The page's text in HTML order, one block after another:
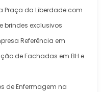
Praça da Liberdade com
brindes exclusivos
Referência em
de Fachadas em BH e
de Enfermagem na